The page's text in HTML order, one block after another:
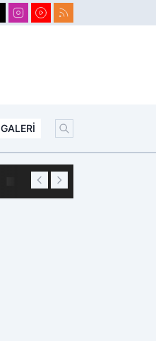
GALERİ
01:44